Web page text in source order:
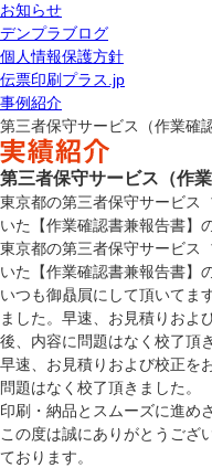
お知らせ
デンプラブログ
個人情報保護方針
伝票印刷プラス.jp
事例紹介
第三者保守サービス（作業確
第三者保守サービス（作
東京都の第三者保守サービス
いた【作業確認書兼報告書】
東京都の第三者保守サービス
いた【作業確認書兼報告書】
いつも御贔屓にして頂いてま
ました。早速、お見積りおよ
後、内容に問題はなく校了頂
早速、お見積りおよび校正を
問題はなく校了頂きました。
印刷・納品とスムーズに進め
この度は誠にありがとうござ
ております。